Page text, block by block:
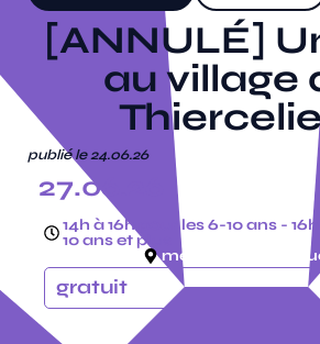
[ANNULÉ]
au village
publié le 24.06.26
27.06.26
14h à 16h pour les 6-10 ans -
10 ans et plus
médiathèque, la
gratuit